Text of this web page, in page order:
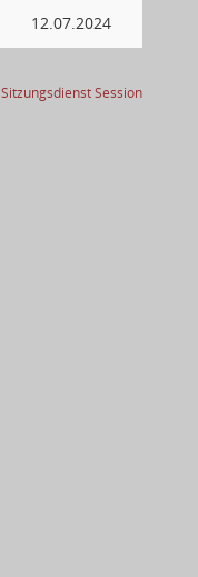
12.07.2024
SitzungsdienstSession(Wird in